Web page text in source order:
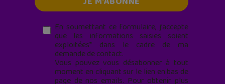
En soumettant ce formulaire, j’accepte
que les informations saisies soient
exploitées* dans le cadre de ma
demande de contact.
Vous pouvez vous désabonner à tout
moment en cliquant sur le lien en bas de
page de nos emails. Pour obtenir plus